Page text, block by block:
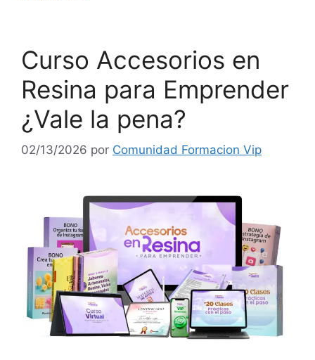
Curso Accesorios en
Resina para Emprender
¿Vale la pena?
02/13/2026 por Comunidad Formacion Vip